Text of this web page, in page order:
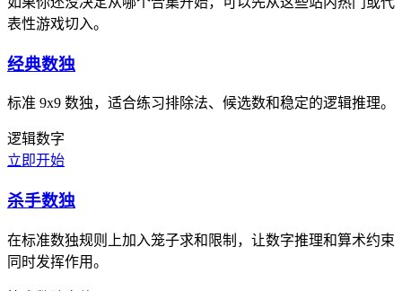
表性游戏切入。
经典数独
标准 9x9 数独，适合练习排除法、候选数和稳定的逻辑推理。
逻辑数字
立即开始
杀手数独
在标准数独规则上加入笼子求和限制，让数字推理和算术约束
同时发挥作用。